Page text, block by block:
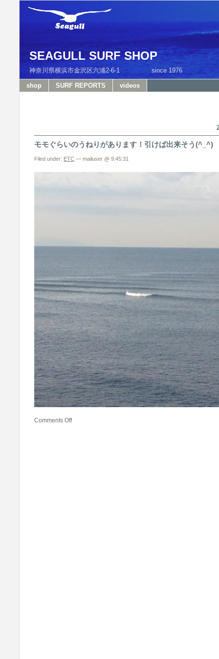
SEAGULL SURF SHOP
神奈川県横浜市金沢区六浦2-6-1 since
shop SURF REPORTS videos
モモぐらいのうねりがあります！引けば出来そう(^_^)
Filed under: ETC — mailuser @ 9:45:31
Comments Off